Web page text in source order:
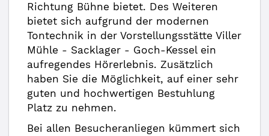
Richtung Bühne bietet. Des Weiteren
bietet sich aufgrund der modernen
Tontechnik in der Vorstellungsstätte Viller
Mühle - Sacklager - Goch-Kessel ein
aufregendes Hörerlebnis. Zusätzlich
haben Sie die Möglichkeit, auf einer sehr
guten und hochwertigen Bestuhlung
Platz zu nehmen.
Bei allen Besucheranliegen kümmert sich